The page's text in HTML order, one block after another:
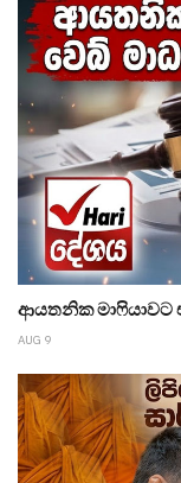
ආයතනික මාෆියාවට
AUG 9